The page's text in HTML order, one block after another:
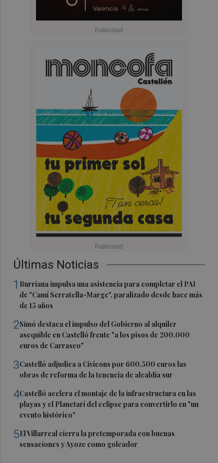
Últimas Noticias
1 Burriana impulsa una asistencia para completar el PAI
de "Camí Serratella-Marge", paralizado desde hace más
de 15 años
2Simó destaca el impulso del Gobierno al alquiler
asequible en Castelló frente "a los pisos de 200.000
euros de Carrasco"
3Castelló adjudica a Civicons por 600.500 euros las
obras de reforma de la tenencia de alcaldía sur
4Castelló acelera el montaje de la infraestructura en las
playas y el Planetari del eclipse para convertirlo en "un
evento histórico"
5El Villarreal cierra la pretemporada con buenas
sensaciones y Ayoze como goleador